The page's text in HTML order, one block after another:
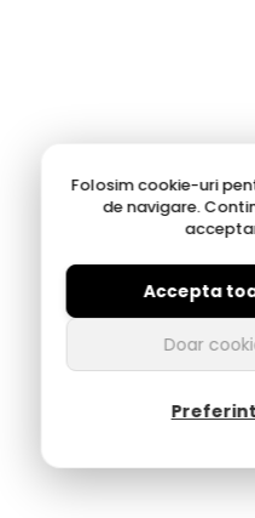
Folosim cookie-uri
de navigare.
Accepta
Doar